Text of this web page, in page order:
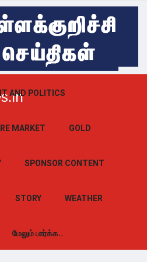
AND POLITICS
MARKET GOLD
SPONSOR CONTENT
STORY WEATHER
மேலும் பார்க்க..